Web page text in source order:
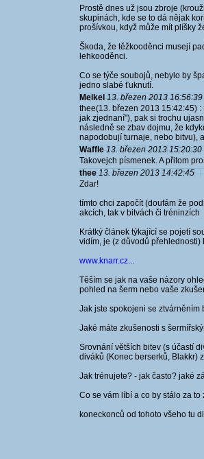
Prostě dnes už jsou zbroje
skupinách, kde se to dá nějak
prošívkou, když může mít plíšky
Škoda, že těžkooděnci musejí
lehkooděnci.
Co se týče soubojů, nebylo by
jedno slabé ťuknutí.
Melkel 13. březen 2013 16:56:39
thee(13. březen 2013 15:42:45)
jak zjednaní"), pak si trochu
následně se zbav dojmu, že
napodobují turnaje, nebo bitvu),
Waffle 13. březen 2013 15:20:30
Takovejch písmenek. A přitom
thee 13. březen 2013 14:42:45
Zdar!
tímto chci započít (doufám že
akcích, tak v bitvách či tréninzích
Krátký článek týkající se pojetí
vidím, je (z důvodů přehlednosti)
www.knarr.cz...
Těším se jak na vaše názory
pohled na šerm nebo vaše
Jak jste spokojeni se
Jaké máte zkušenosti s
Srovnání větších bitev (s účastí
diváků (Konec berserků, Blakkr)
Jak trénujete? - jak často? jaké
Co se vám líbí a co by stálo za to
koneckonců od tohoto všeho tu